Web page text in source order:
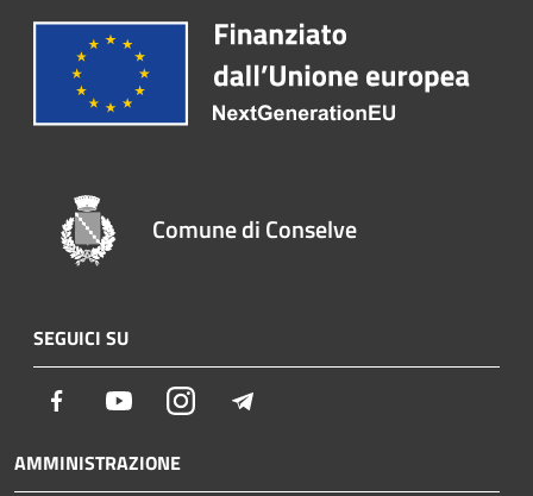
Comune di Conselve
SEGUICI SU
Facebook YoutubeInstagram
AMMINISTRAZIONE